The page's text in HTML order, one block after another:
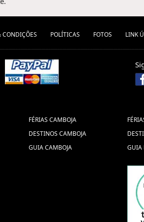
CONDIÇÕES POLÍTICAS FOTOS LINK
FÉRIAS CAMBOJA
DESTINOS CAMBOJA
GUIA CAMBOJA
GUIA